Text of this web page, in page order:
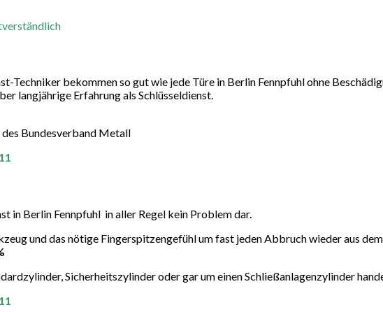
Techniker bekommen so gut wie jede Türe in Berlin Fennpfuhl ohne
langjährige Erfahrung als Schlüsseldienst.
Bundesverband Metall
in Berlin Fennpfuhl in aller Regel kein Problem dar.
und das nötige Fingerspitzengefühl um fast jeden Abbruch wieder aus
Sicherheitszylinder oder gar um einen Schließanlagenzylinder